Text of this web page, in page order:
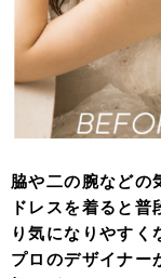
脇や二の腕などの
ドレスを着ると
り気になりやすく
プロのデザイナー